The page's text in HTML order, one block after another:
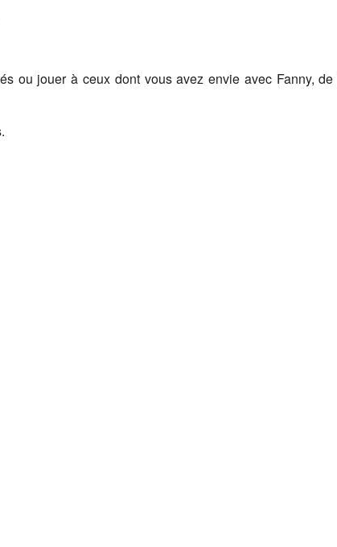
ou jouer à ceux dont vous avez envie avec Fanny, de